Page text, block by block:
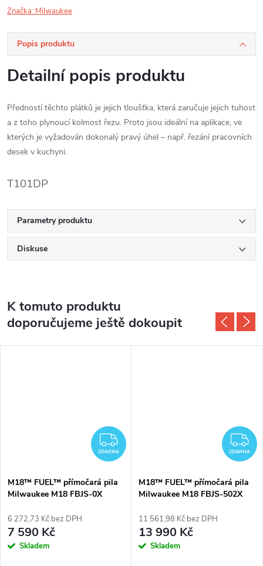
Značka: Milwaukee
Popis produktu
Detailní popis produktu
Předností těchto plátků je jejich tloušťka, která zaručuje jejich tuhost
a z toho plynoucí kolmost řezu. Proto jsou ideální na aplikace, ve
kterých je vyžadován dokonalý pravý úhel – např. řezání pracovních
desek v kuchyni.
T101DP
Parametry produktu
Diskuse
K tomuto produktu
doporučujeme ještě dokoupit
ZDARMA
ZDARMA
M18™ FUEL™ přímočará pila
Milwaukee M18 FBJS-0X
6 272,73 Kč bez DPH
7 590 Kč
Skladem
ZDARMA
M18™ FUEL™ přímočará pila
Milwaukee M18 FBJS-502X
11 561,98 Kč bez DPH
13 990 Kč
Skladem